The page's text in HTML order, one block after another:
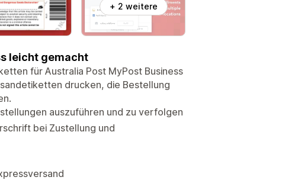
+ 2 weitere
leicht gemacht
für Australia Post MyPost Business
drucken, die Bestellung
auszuführen und zu verfolgen
bei Zustellung und